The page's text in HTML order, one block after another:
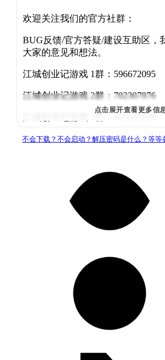
欢迎关注我们的官方社群：
BUG反馈/官方答疑/建设互助区，
大家的意见和想法。
江城创业记游戏 1群：596672095
江城创业记游戏 2群：702307976
江城创业记游戏 4群：905192729
也可以将你的想法和建议发送到我
ifasupport@cedong.com.cn
穿越回千年前的江城，你成为了
子复辟，江城平静的表面暗流涌......
点击展开查看更多信
不会下载？不会启动？解压密码是什么？等等